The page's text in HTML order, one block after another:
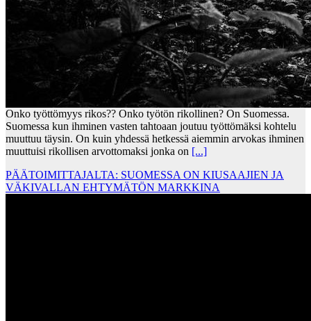
Onko työttömyys rikos?? Onko työtön rikollinen? On Suomessa.
Suomessa kun ihminen vasten tahtoaan joutuu työttömäksi kohtelu
muuttuu täysin. On kuin yhdessä hetkessä aiemmin arvokas ihminen
muuttuisi rikollisen arvottomaksi jonka on [...]
PÄÄTOIMITTAJALTA: SUOMESSA ON KIUSAAJIEN JA
VÄKIVALLAN EHTYMÄTÖN MARKKINA